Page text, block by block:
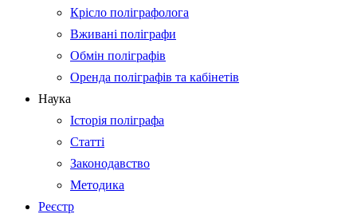
Крісло поліграфолога
Вживані поліграфи
Обмін поліграфів
Оренда поліграфів та кабінетів
Наука
Історія поліграфа
Статті
Законодавство
Методика
Реєстр